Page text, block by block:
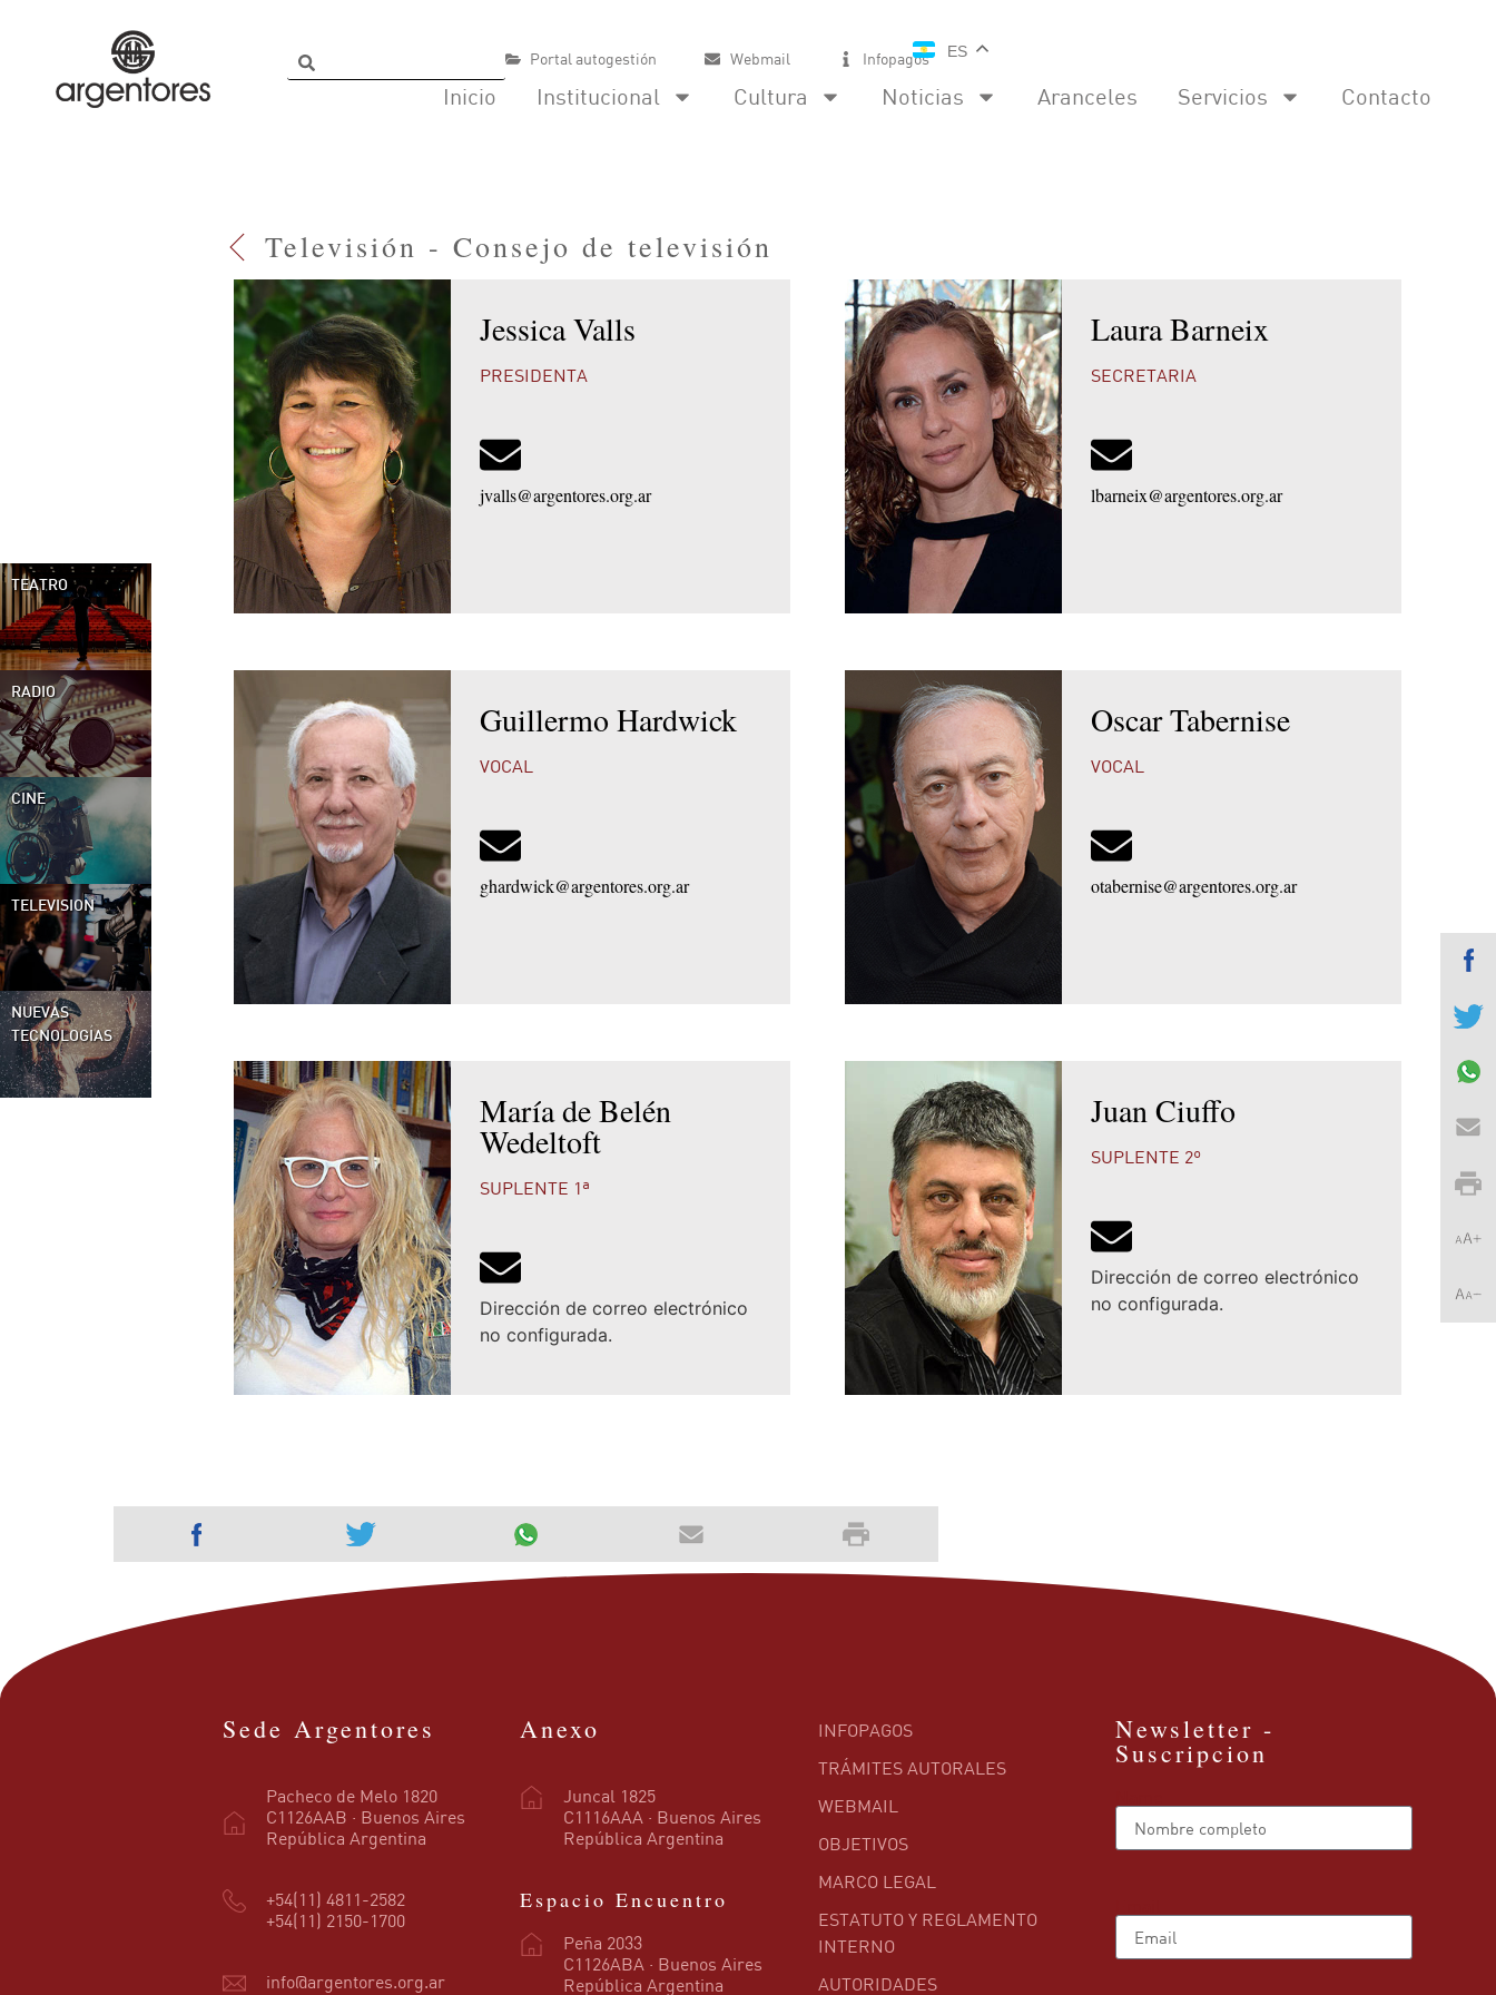
Inicio Institucional Cultura Noticias Aranceles Servicios Contacto
Portal autogestión Webmail Infopagos ES
TEATRO
RADIO
CINE
TELEVISION
NUEVAS
TECNOLOGÍAS
Televisión - Consejo de televisión
Jessica Valls
PRESIDENTA
jvalls@argentores.org.ar
Laura Barneix
SECRETARIA
lbarneix@argentores.org.ar
Guillermo Hardwick
VOCAL
ghardwick@argentores.org.ar
Oscar Tabernise
VOCAL
otabernise@argentores.org.ar
María de Belén
Wedeltoft
SUPLENTE 1ª
Dirección de correo electrónico
no configurada.
Juan Ciuffo
SUPLENTE 2º
Dirección de correo electrónico
no configurada.
Sede Argentores
Pacheco de Melo 1820
C1126AAB · Buenos Aires
República Argentina
+54(11) 4811-2582
+54(11) 2150-1700
info@argentores.org.ar
Anexo
Juncal 1825
C1116AAA · Buenos Aires
República Argentina
Espacio Encuentro
Peña 2033
C1126ABA · Buenos Aires
República Argentina
INFOPAGOS
TRÁMITES AUTORALES
WEBMAIL
OBJETIVOS
MARCO LEGAL
ESTATUTO Y REGLAMENTO
INTERNO
AUTORIDADES
Newsletter -
Suscripcion